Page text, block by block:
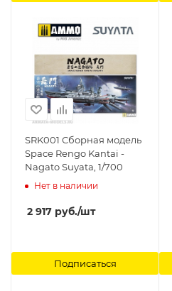
SRK001 Сборная модель
Space Rengo Kantai -
Nagato Suyata, 1/700
Нет в наличии
2 917 руб./шт
Подписаться